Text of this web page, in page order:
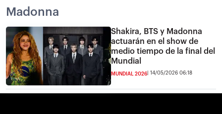
Madonna
Shakira, BTS y Madonna
actuarán en el show de
medio tiempo de la final del
Mundial
MUNDIAL 2026 14/05/2026 06:18